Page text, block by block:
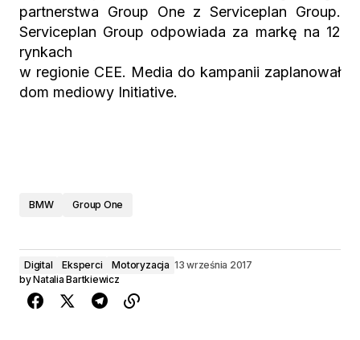
partnerstwa Group One z Serviceplan Group.
Serviceplan Group odpowiada za markę na 12
rynkach
w regionie CEE. Media do kampanii zaplanował
dom mediowy Initiative.
BMW Group One
Digital Eksperci Motoryzacja 13 września 2017
byNatalia Bartkiewicz